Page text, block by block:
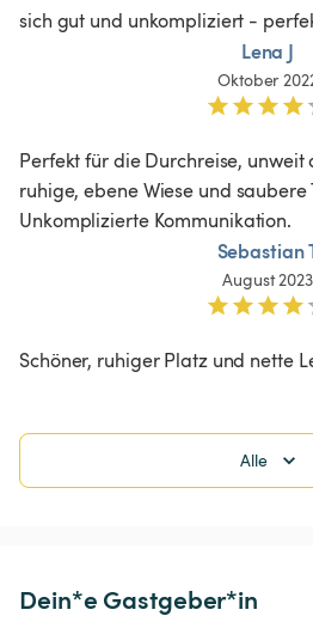
sich gut und unkompliziert -
Lena J
Oktober
Perfekt für die Durchreise, unweit
ruhige, ebene Wiese und
Unkomplizierte Kommunikation.
Sebastian
August 2023
Schöner, ruhiger Platz und nette
Alle
Dein*e Gastgeber*in